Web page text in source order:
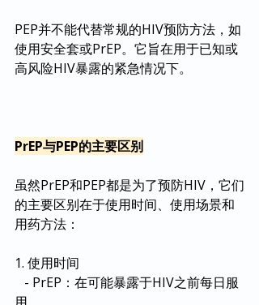
PEP并不能代替常规的HIV预防方法，如
使用安全套或PrEP。它旨在用于已知或
高风险HIV暴露的紧急情况下。
PrEP与PEP的主要区别
虽然PrEP和PEP都是为了预防HIV，它们
的主要区别在于使用时间、使用场景和
用药方法：
1. 使用时间
- PrEP：在可能暴露于HIV之前每日服